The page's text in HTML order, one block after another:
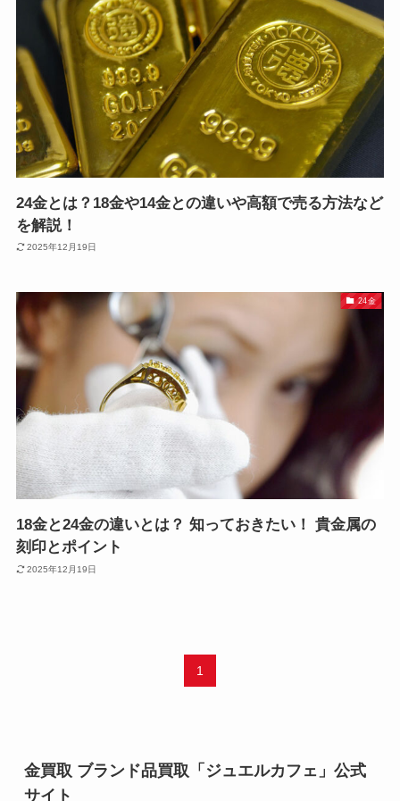
24金とは？18金や14金との違いや高額で売る方法など
を解説！
2025年12月19日
24金
18金と24金の違いとは？ 知っておきたい！ 貴金属の
刻印とポイント
2025年12月19日
1
金買取 ブランド品買取「ジュエルカフェ」公式
サイト